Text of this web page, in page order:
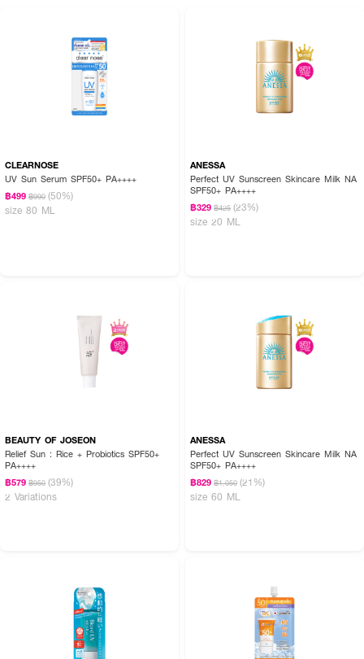
● Reef-Safe เป็นมิตรต่อธรรมชาติและปะการัง ปราศจากสารอันตราย 4 ชนิด
● ผ่านการทดสอบโดยแพทย์ผิวหนัง (Dermatologist Tested)
● เลขที่จดแจ้ง 11-1-6800000021
●ลูบไล้กันแดดให้ทั่วผิวหน้าเป็นประจำทุกเช้า
● ควรทาก่อนออกเผชิญแสงแดดเพื่อให้การปกป้องมีประสิทธิภาพสูงสุด
● สามารถใช้เป็นโทนอัพปรับผิวให้ดูไบรท์ขึ้นก่อนแต่งหน้าได้
Hyaluronate, Panthenol, Trehalose, Glyceryl Glucoside
เหมาะกับผิวแพ้ง่ายไหมคะ?: เหมาะมากค่ะ เพราะเป็นสูตร 9-Free ที่ปราศจาก
● ทาแล้วหน้าจะมันระหว่างวันไหมคะ?: ไม่มันค่ะ รุ่นนี้ชูจุดเด่นเรื่องการควบคุมความ
มันได้ยาวนานถึง 12 ชั่วโมง และเป็นสูตร Oil-Free ที่ซึมไว ไม่เหนอะหนะค่ะ
● ใช้ทาไปทะเลได้ไหมคะ?: ได้เลยค่ะ เพราะเป็นสูตร Reef-Safe ที่เป็นมิตรต่อปะการัง
ปราศจากสารอันตรายที่ทำร้ายระบบนิเวศทางทะเลค่ะ
CLEARNOSE
UV Sun Serum SPF50+ PA++++
฿499 ฿990 (50%)
size 80 ML
ANESSA
Perfect UV Sunscreen Skincare Milk NA
SPF50+ PA++++
฿329 ฿425 (23%)
size 20 ML
BEAUTY OF JOSEON
Relief Sun : Rice + Probiotics SPF50+
PA++++
฿579 ฿950 (39%)
2 Variations
ANESSA
Perfect UV Sunscreen Skincare Milk NA
SPF50+ PA++++
฿829 ฿1,050 (21%)
size 60 ML